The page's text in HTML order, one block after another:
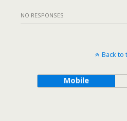
NO RESPONSES
Back to
Mobile